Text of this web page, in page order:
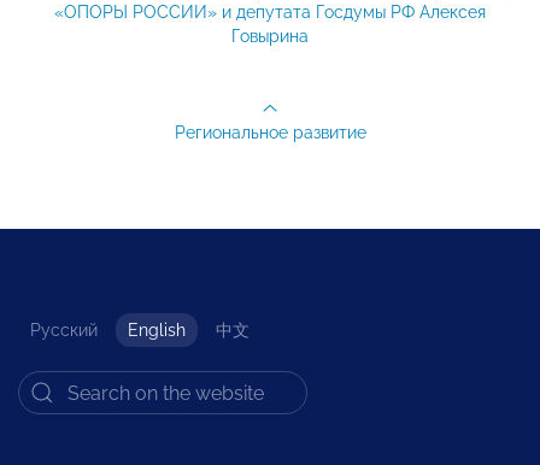
«ОПОРЫ РОССИИ» и депутата Госдумы РФ Алексея
Говырина
Региональное развитие
Русский English 中文